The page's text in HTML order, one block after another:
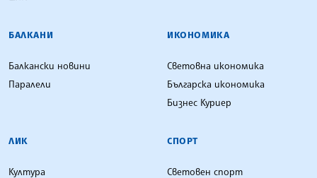
БАЛКАНИ
Балкански новини
Паралели
ИКОНОМИКА
Световна икономика
Българска икономика
Бизнес Куриер
ЛИК
Култура
СПОРТ
Световен спорт